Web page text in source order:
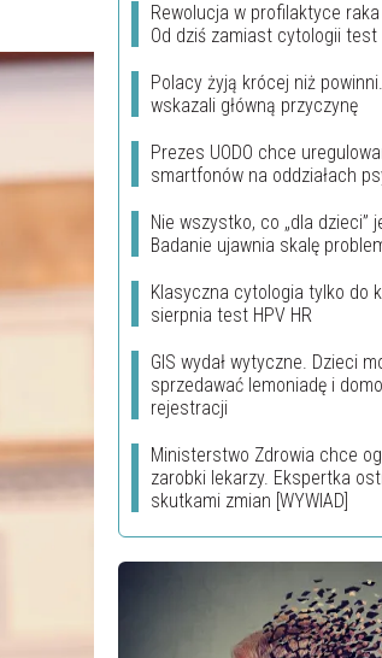
Rewolucja w profilaktyce
Od dziś zamiast cytologii test
Polacy żyją krócej niż
wskazali główną przyczynę
Prezes UODO chce
smartfonów na oddziałach
Nie wszystko, co „dla dzieci”
Badanie ujawnia skalę
Klasyczna cytologia tylko do
sierpnia test HPV HR
GIS wydał wytyczne. Dzieci
sprzedawać lemoniadę i
rejestracji
Ministerstwo Zdrowia chce
zarobki lekarzy. Ekspertka
skutkami zmian [WYWIAD]